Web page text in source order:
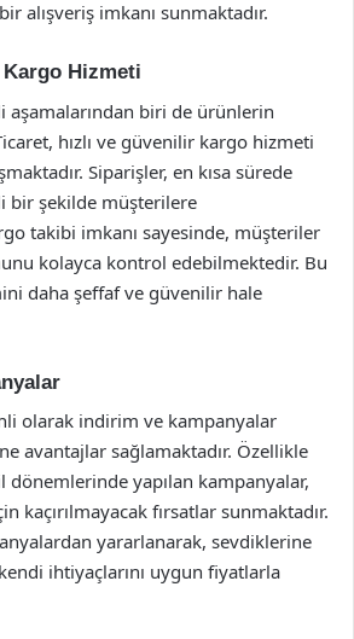
alışveriş imkanı sunmaktadır.
Kargo Hizmeti
aşamalarından biri de ürünlerin
hızlı ve güvenilir kargo hizmeti
Siparişler, en kısa sürede
bir şekilde müşterilere
takibi imkanı sayesinde, müşteriler
kolayca kontrol edebilmektedir. Bu
daha şeffaf ve güvenilir hale
olarak indirim ve kampanyalar
avantajlar sağlamaktadır. Özellikle
yapılan kampanyalar,
kaçırılmayacak fırsatlar sunmaktadır.
yararlanarak, sevdiklerine
ihtiyaçlarını uygun fiyatlarla